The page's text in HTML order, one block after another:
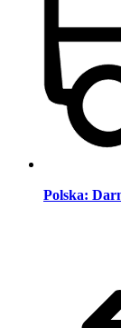
Polska: